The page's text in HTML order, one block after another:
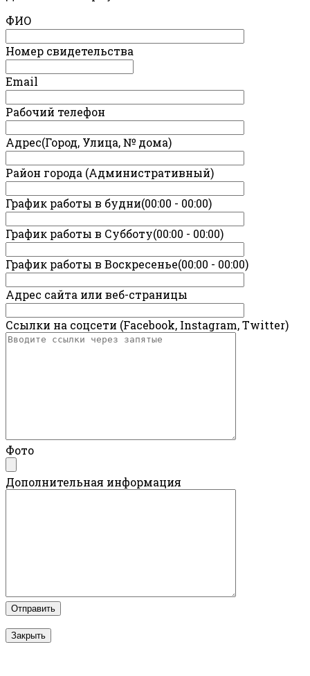
ФИО
Номер свидетельства
Email
Рабочий телефон
Адрес(Город, Улица, № дома)
Район города (Административный)
График работы в будни(00:00 - 00:00)
График работы в Субботу(00:00 - 00:00)
График работы в Воскресенье(00:00 - 00:00)
Адрес сайта или веб-страницы
Ссылки на соцсети (Facebook, Instagram, Twitter)
Фото
Дополнительная информация
Закрыть